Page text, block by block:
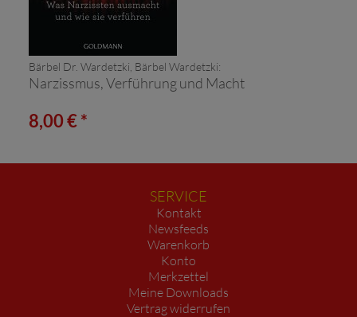
Bärbel Dr. Wardetzki, Bärbel Wardetzki:
Narzissmus, Verführung und Macht
8,00 € *
SERVICE
Kontakt
Newsfeeds
Warenkorb
Konto
Merkzettel
Meine Downloads
Vertrag widerrufen